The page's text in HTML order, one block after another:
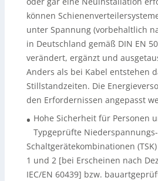
können
unter Spannung (vorbehaltlich
in Deutschland gemäß DIN EN
verändert, ergänzt und
Anders als bei Kabel entstehen
Stillstandzeiten. Die
den Erfordernissen angepasst
• Hohe Sicherheit für Personen
Typgeprüfte Niederspannungs-
Schaltgerätekombinationen
1 und 2 [bei Erscheinen nach
IEC/EN 60439] bzw.